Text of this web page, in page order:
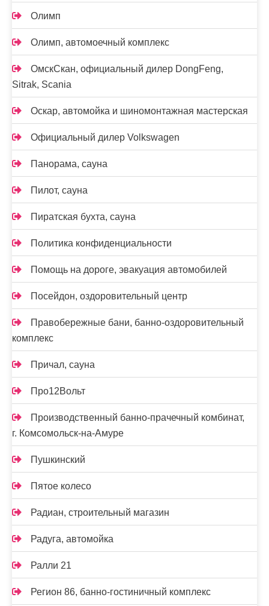
Олимп
Олимп, автомоечный комплекс
ОмскСкан, официальный дилер DongFeng,
Sitrak, Scania
Оскар, автомойка и шиномонтажная мастерская
Официальный дилер Volkswagen
Панорама, сауна
Пилот, сауна
Пиратская бухта, сауна
Политика конфиденциальности
Помощь на дороге, эвакуация автомобилей
Посейдон, оздоровительный центр
Правобережные бани, банно-оздоровительный
комплекс
Причал, сауна
Про12Вольт
Производственный банно-прачечный комбинат,
г. Комсомольск-на-Амуре
Пушкинский
Пятое колесо
Радиан, строительный магазин
Радуга, автомойка
Ралли 21
Регион 86, банно-гостиничный комплекс